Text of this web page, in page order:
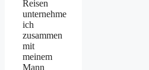
Reisen
unternehme
ich
zusammen
mit
meinem
Mann